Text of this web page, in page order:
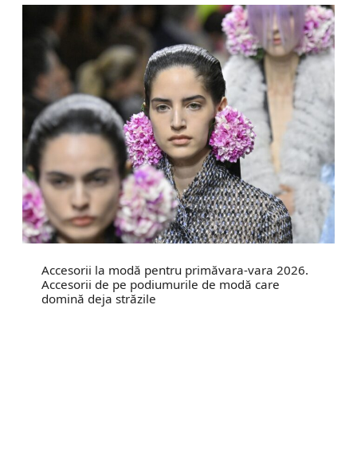
Accesorii la modă pentru primăvara-vara 2026.
Accesorii de pe podiumurile de modă care
domină deja străzile